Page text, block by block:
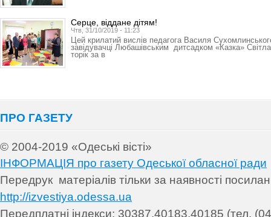
Серце, віддане дітям!
Чтв, 31/10/2019 - 11:23
Цей крилатий вислів педагога Василя
завідувачці Любашівським дитсадком «Казка»
торік за в
ПРО ГАЗЕТУ
© 2004-2019 «Одеські вісті»
ІНФОРМАЦІЯ про газету Одеської обласної ради
Передрук матеріалів тільки за наявності
http://izvestiya.odessa.ua
Передплатні індекси: 30387,40183,40185 (тел.